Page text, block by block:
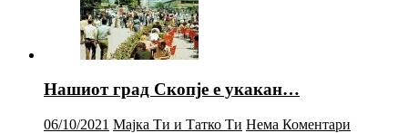
Нашиот град Скопје е укакан…
06/10/2021 Мајка Ти и Татко Ти Нема Коментари